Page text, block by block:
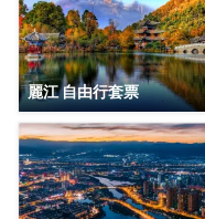
麗江 自由行套票